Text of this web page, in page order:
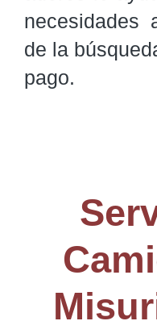
necesidades
de la
pago.